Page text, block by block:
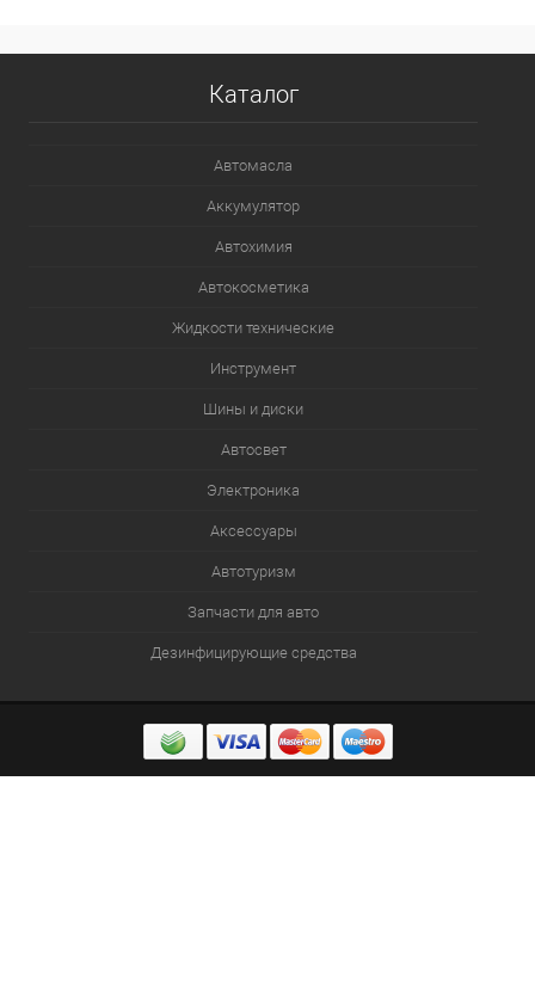
Каталог
Автомасла
Аккумулятор
Автохимия
Автокосметика
Жидкости технические
Инструмент
Шины и диски
Автосвет
Электроника
Аксессуары
Автотуризм
Запчасти для авто
Дезинфицирующие средства